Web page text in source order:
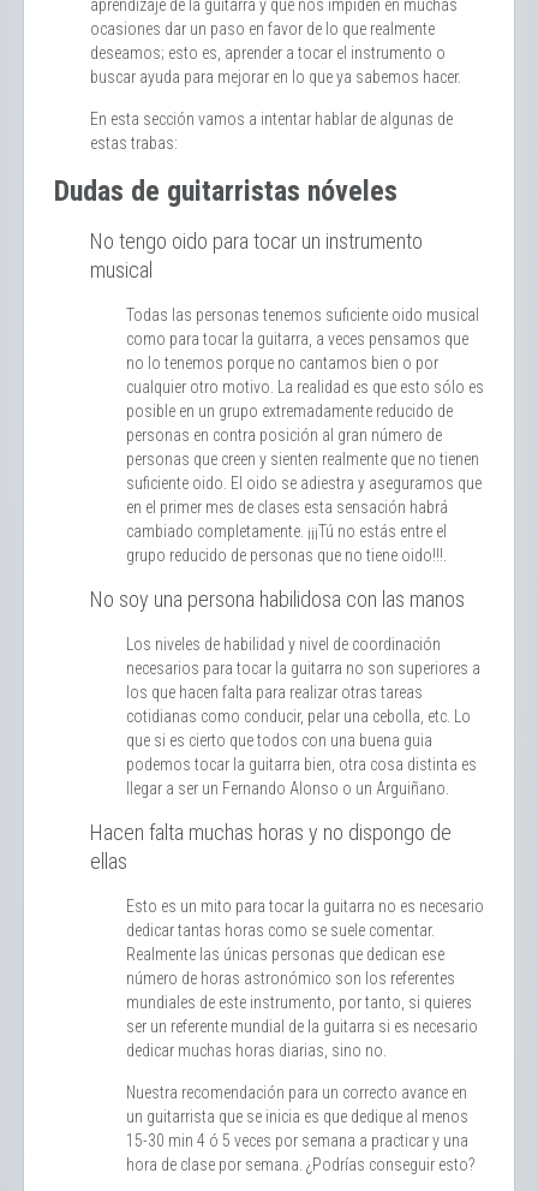
aprendizaje de la guitarra y que nos impiden en muchas
ocasiones dar un paso en favor de lo que realmente
deseamos; esto es, aprender a tocar el instrumento o
buscar ayuda para mejorar en lo que ya sabemos hacer.
En esta sección vamos a intentar hablar de algunas de
estas trabas:
Dudas de guitarristas nóveles
No tengo oido para tocar un instrumento
musical
Todas las personas tenemos suficiente oido musical
como para tocar la guitarra, a veces pensamos que
no lo tenemos porque no cantamos bien o por
cualquier otro motivo. La realidad es que esto sólo es
posible en un grupo extremadamente reducido de
personas en contra posición al gran número de
personas que creen y sienten realmente que no tienen
suficiente oido. El oido se adiestra y aseguramos que
en el primer mes de clases esta sensación habrá
cambiado completamente. ¡¡¡Tú no estás entre el
grupo reducido de personas que no tiene oido!!!.
No soy una persona habilidosa con las manos
Los niveles de habilidad y nivel de coordinación
necesarios para tocar la guitarra no son superiores a
los que hacen falta para realizar otras tareas
cotidianas como conducir, pelar una cebolla, etc. Lo
que si es cierto que todos con una buena guia
podemos tocar la guitarra bien, otra cosa distinta es
llegar a ser un Fernando Alonso o un Arguiñano.
Hacen falta muchas horas y no dispongo de
ellas
Esto es un mito para tocar la guitarra no es necesario
dedicar tantas horas como se suele comentar.
Realmente las únicas personas que dedican ese
número de horas astronómico son los referentes
mundiales de este instrumento, por tanto, si quieres
ser un referente mundial de la guitarra si es necesario
dedicar muchas horas diarias, sino no.
Nuestra recomendación para un correcto avance en
un guitarrista que se inicia es que dedique al menos
15-30 min 4 ó 5 veces por semana a practicar y una
hora de clase por semana. ¿Podrías conseguir esto?